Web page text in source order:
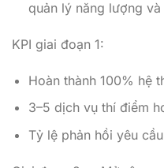
quản lý năng lượng
KPI giai đoạn 1:
Hoàn thành 100% hệ
3–5 dịch vụ thí điểm
Tỷ lệ phản hồi yêu